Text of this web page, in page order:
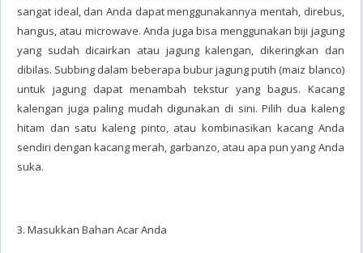
sangat ideal, dan Anda dapat menggunakannya mentah, direbus,
hangus, atau microwave. Anda juga bisa menggunakan biji jagung
yang sudah dicairkan atau jagung kalengan, dikeringkan dan
dibilas. Subbing dalam beberapa bubur jagung putih (maiz blanco)
untuk jagung dapat menambah tekstur yang bagus. Kacang
kalengan juga paling mudah digunakan di sini. Pilih dua kaleng
hitam dan satu kaleng pinto, atau kombinasikan kacang Anda
sendiri dengan kacang merah, garbanzo, atau apa pun yang Anda
suka.
3. Masukkan Bahan Acar Anda